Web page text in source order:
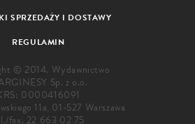
SPRZEDAŻY I DOSTAWY
REGULAMIN
© 2014. Wydawnictwo
Sp. z o.o.
0000416091
11a, 01-527 Warszawa
fax. 22 663 02 75